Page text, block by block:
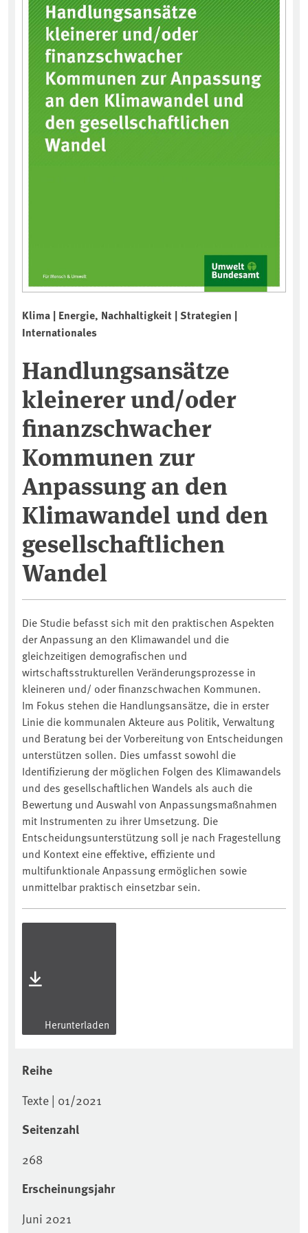
Klima | Energie, Nachhaltigkeit | Strategien |
Internationales
Handlungsansätze
kleinerer und/oder
finanzschwacher
Kommunen zur
Anpassung an den
Klimawandel und den
gesellschaftlichen
Wandel
Die Studie befasst sich mit den praktischen Aspekten
der Anpassung an den Klimawandel und die
gleichzeitigen demografischen und
wirtschaftsstrukturellen Veränderungsprozesse in
kleineren und/ oder finanzschwachen Kommunen.
Im Fokus stehen die Handlungsansätze, die in erster
Linie die kommunalen Akteure aus Politik, Verwaltung
und Beratung bei der Vorbereitung von Entscheidungen
unterstützen sollen. Dies umfasst sowohl die
Identifizierung der möglichen Folgen des Klimawandels
und des gesellschaftlichen Wandels als auch die
Bewertung und Auswahl von Anpassungsmaßnahmen
mit Instrumenten zu ihrer Umsetzung. Die
Entscheidungsunterstützung soll je nach Fragestellung
und Kontext eine effektive, effiziente und
multifunktionale Anpassung ermöglichen sowie
unmittelbar praktisch einsetzbar sein.
Herunterladen
Reihe
Texte | 01/2021
Seitenzahl
268
Erscheinungsjahr
Juni 2021